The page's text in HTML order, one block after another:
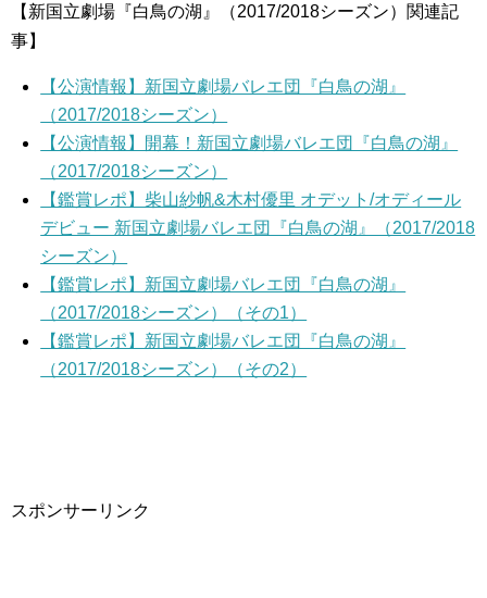
【新国立劇場『白鳥の湖』（2017/2018シーズン）関連記
事】
【公演情報】新国立劇場バレエ団『白鳥の湖』
（2017/2018シーズン）
【公演情報】開幕！新国立劇場バレエ団『白鳥の湖』
（2017/2018シーズン）
【鑑賞レポ】柴山紗帆&木村優里 オデット/オディール
デビュー 新国立劇場バレエ団『白鳥の湖』（2017/2018
シーズン）
【鑑賞レポ】新国立劇場バレエ団『白鳥の湖』
（2017/2018シーズン）（その1）
【鑑賞レポ】新国立劇場バレエ団『白鳥の湖』
（2017/2018シーズン）（その2）
スポンサーリンク